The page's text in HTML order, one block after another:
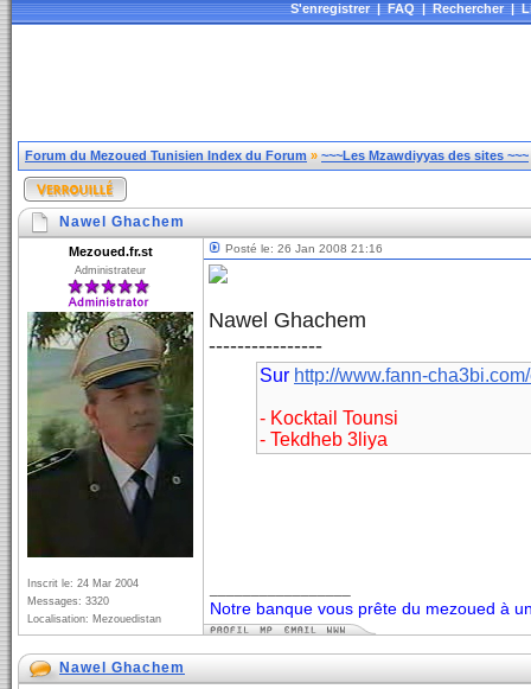
S'enregistrer|FAQ|Rechercher|
Forum du Mezoued Tunisien Index du Forum » ~~~Les Mzawdiyyas des sites ~~~
Nawel Ghachem
Mezoued.fr.st
Administrateur
Inscrit le: 24 Mar 2004
Messages: 3320
Localisation: Mezouedistan
Posté le: 26 Jan 2008 21:16
Nawel Ghachem
----------------
Sur http://www.fann-
- Kocktail Tounsi
- Tekdheb 3liya
Notre banque vous prête du mezoued à
Nawel Ghachem